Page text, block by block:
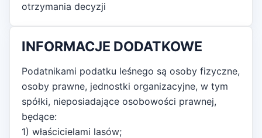
otrzymania decyzji
INFORMACJE DODATKOWE
Podatnikami podatku leśnego są osoby fizyczne,
osoby prawne, jednostki organizacyjne, w tym
spółki, nieposiadające osobowości prawnej,
będące:
1) właścicielami lasów;